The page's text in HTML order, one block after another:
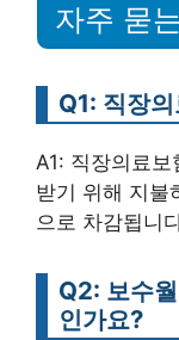
자주 묻
Q1: 직장
A1: 직장의료
받기 위해 지불
으로 차감됩니
Q2: 보수
인가요?